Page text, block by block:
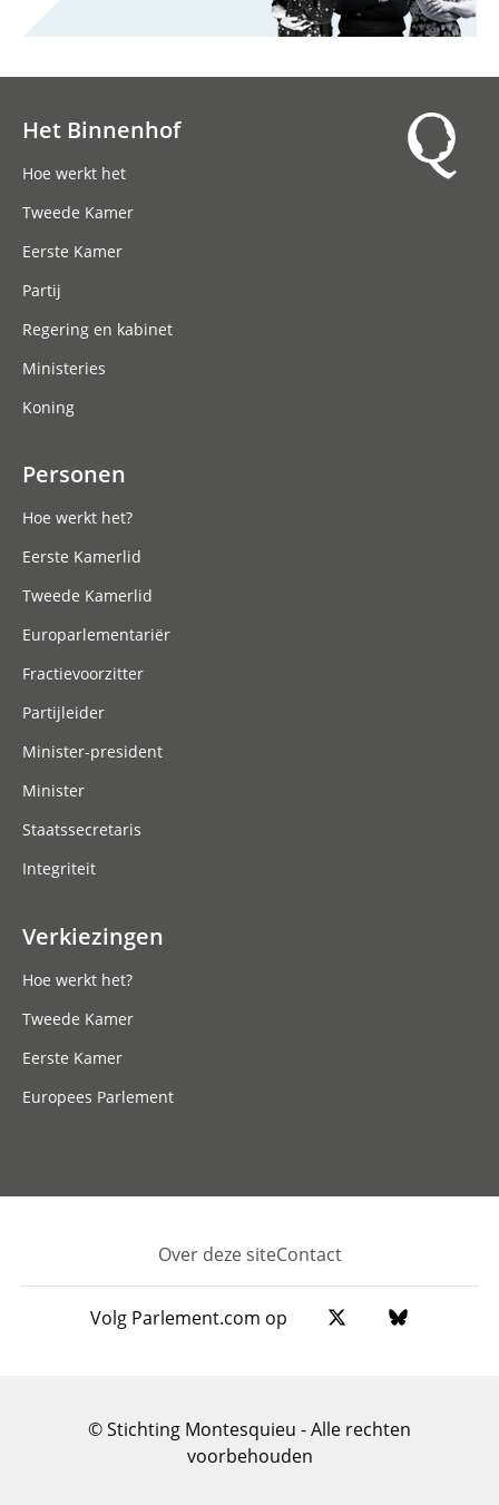
Het Binnenhof
Hoe werkt het
Tweede Kamer
Eerste Kamer
Partij
Regering en kabinet
Ministeries
Koning
Personen
Hoe werkt het?
Eerste Kamerlid
Tweede Kamerlid
Europarlementariër
Fractievoorzitter
Partijleider
Minister-president
Minister
Staatssecretaris
Integriteit
Verkiezingen
Hoe werkt het?
Tweede Kamer
Eerste Kamer
Europees Parlement
Footer
Over deze siteContact
Volg Parlement.com op
© Stichting Montesquieu - Alle rechten
voorbehouden